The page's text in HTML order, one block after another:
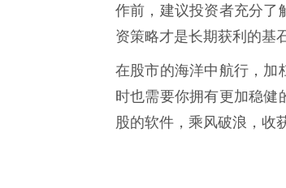
作前，建议投资者充分了
资策略才是长期获利的基
在股市的海洋中航行，加
时也需要你拥有更加稳健
股的软件，乘风破浪，收